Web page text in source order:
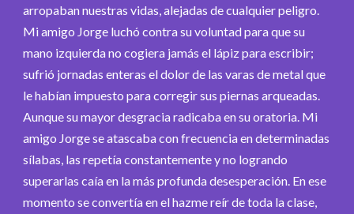
arropaban nuestras vidas, alejadas de cualquier peligro.
Mi amigo Jorge luchó contra su voluntad para que su
mano izquierda no cogiera jamás el lápiz para escribir;
sufrió jornadas enteras el dolor de las varas de metal que
le habían impuesto para corregir sus piernas arqueadas.
Aunque su mayor desgracia radicaba en su oratoria. Mi
amigo Jorge se atascaba con frecuencia en determinadas
sílabas, las repetía constantemente y no logrando
superarlas caía en la más profunda desesperación. En ese
momento se convertía en el hazme reír de toda la clase,